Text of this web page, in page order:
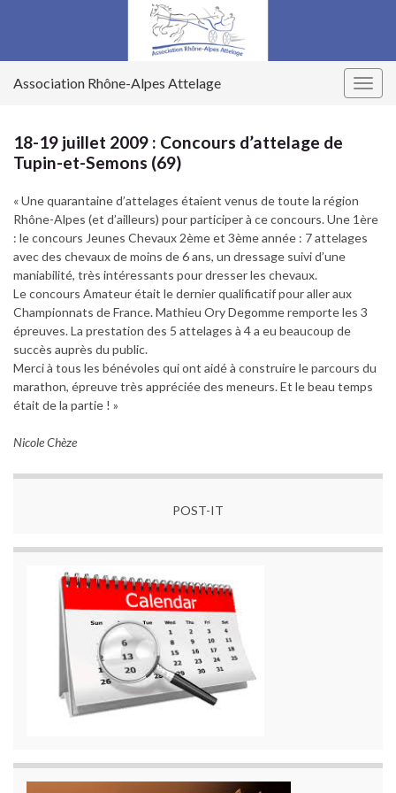
Association Rhône-Alpes Attelage
18-19 juillet 2009 : Concours d’attelage de
Tupin-et-Semons (69)
« Une quarantaine d’attelages étaient venus de toute la région
Rhône-Alpes (et d’ailleurs) pour participer à ce concours. Une 1ère
: le concours Jeunes Chevaux 2ème et 3ème année : 7 attelages
avec des chevaux de moins de 6 ans, un dressage suivi d’une
maniabilité, très intéressants pour dresser les chevaux.
Le concours Amateur était le dernier qualificatif pour aller aux
Championnats de France. Mathieu Ory Degomme remporte les 3
épreuves. La prestation des 5 attelages à 4 a eu beaucoup de
succès auprès du public.
Merci à tous les bénévoles qui ont aidé à construire le parcours du
marathon, épreuve très appréciée des meneurs. Et le beau temps
était de la partie ! »
Nicole Chèze
POST-IT